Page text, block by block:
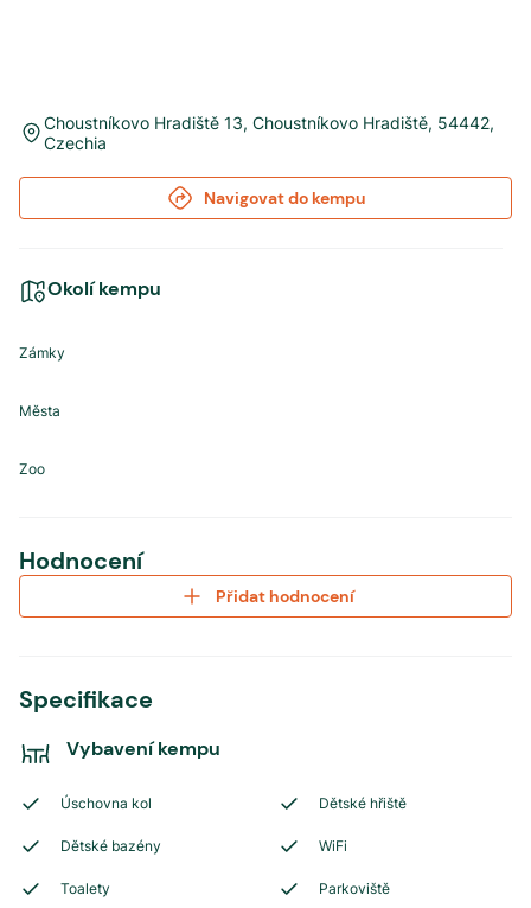
Choustníkovo Hradiště 13,Choustníkovo Hradiště, 54442,
Czechia
Navigovat do kempu
Okolí kempu
Zámky
Města
Zoo
Hodnocení
Přidat hodnocení
Specifikace
Vybavení kempu
Úschovna kol Dětské hřiště
Dětské bazény WiFi
Toalety Parkoviště